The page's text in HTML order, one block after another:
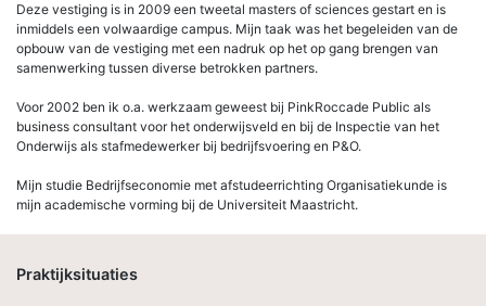
Deze vestiging is in 2009 een tweetal masters of sciences gestart en is
inmiddels een volwaardige campus. Mijn taak was het begeleiden van de
opbouw van de vestiging met een nadruk op het op gang brengen van
samenwerking tussen diverse betrokken partners.
Voor 2002 ben ik o.a. werkzaam geweest bij PinkRoccade Public als
business consultant voor het onderwijsveld en bij de Inspectie van het
Onderwijs als stafmedewerker bij bedrijfsvoering en P&O.
Mijn studie Bedrijfseconomie met afstudeerrichting Organisatiekunde is
mijn academische vorming bij de Universiteit Maastricht.
Praktijksituaties